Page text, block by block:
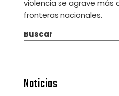
violencia se agrave más
fronteras nacionales.
Buscar
Noticias